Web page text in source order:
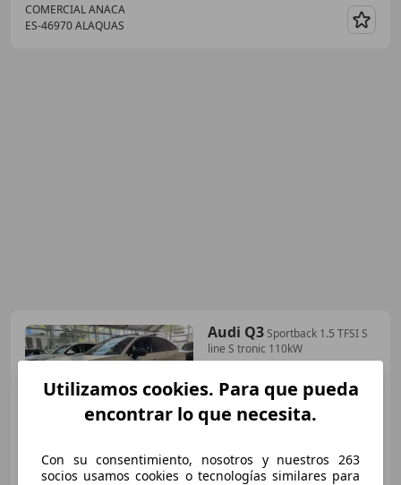
COMERCIAL ANACA
ES-46970 ALAQUAS
Audi Q3Sportback 1.5 TFSI S
line S tronic 110kW
€ 62.975 1
Sin comparación
05/2026 10 km Gasolina 110 kW (150 CV)
Utilizamos cookies. Para que pueda
encontrar lo que necesita.
Con su consentimiento, nosotros y nuestros 263
socios usamos cookies o tecnologías similares para